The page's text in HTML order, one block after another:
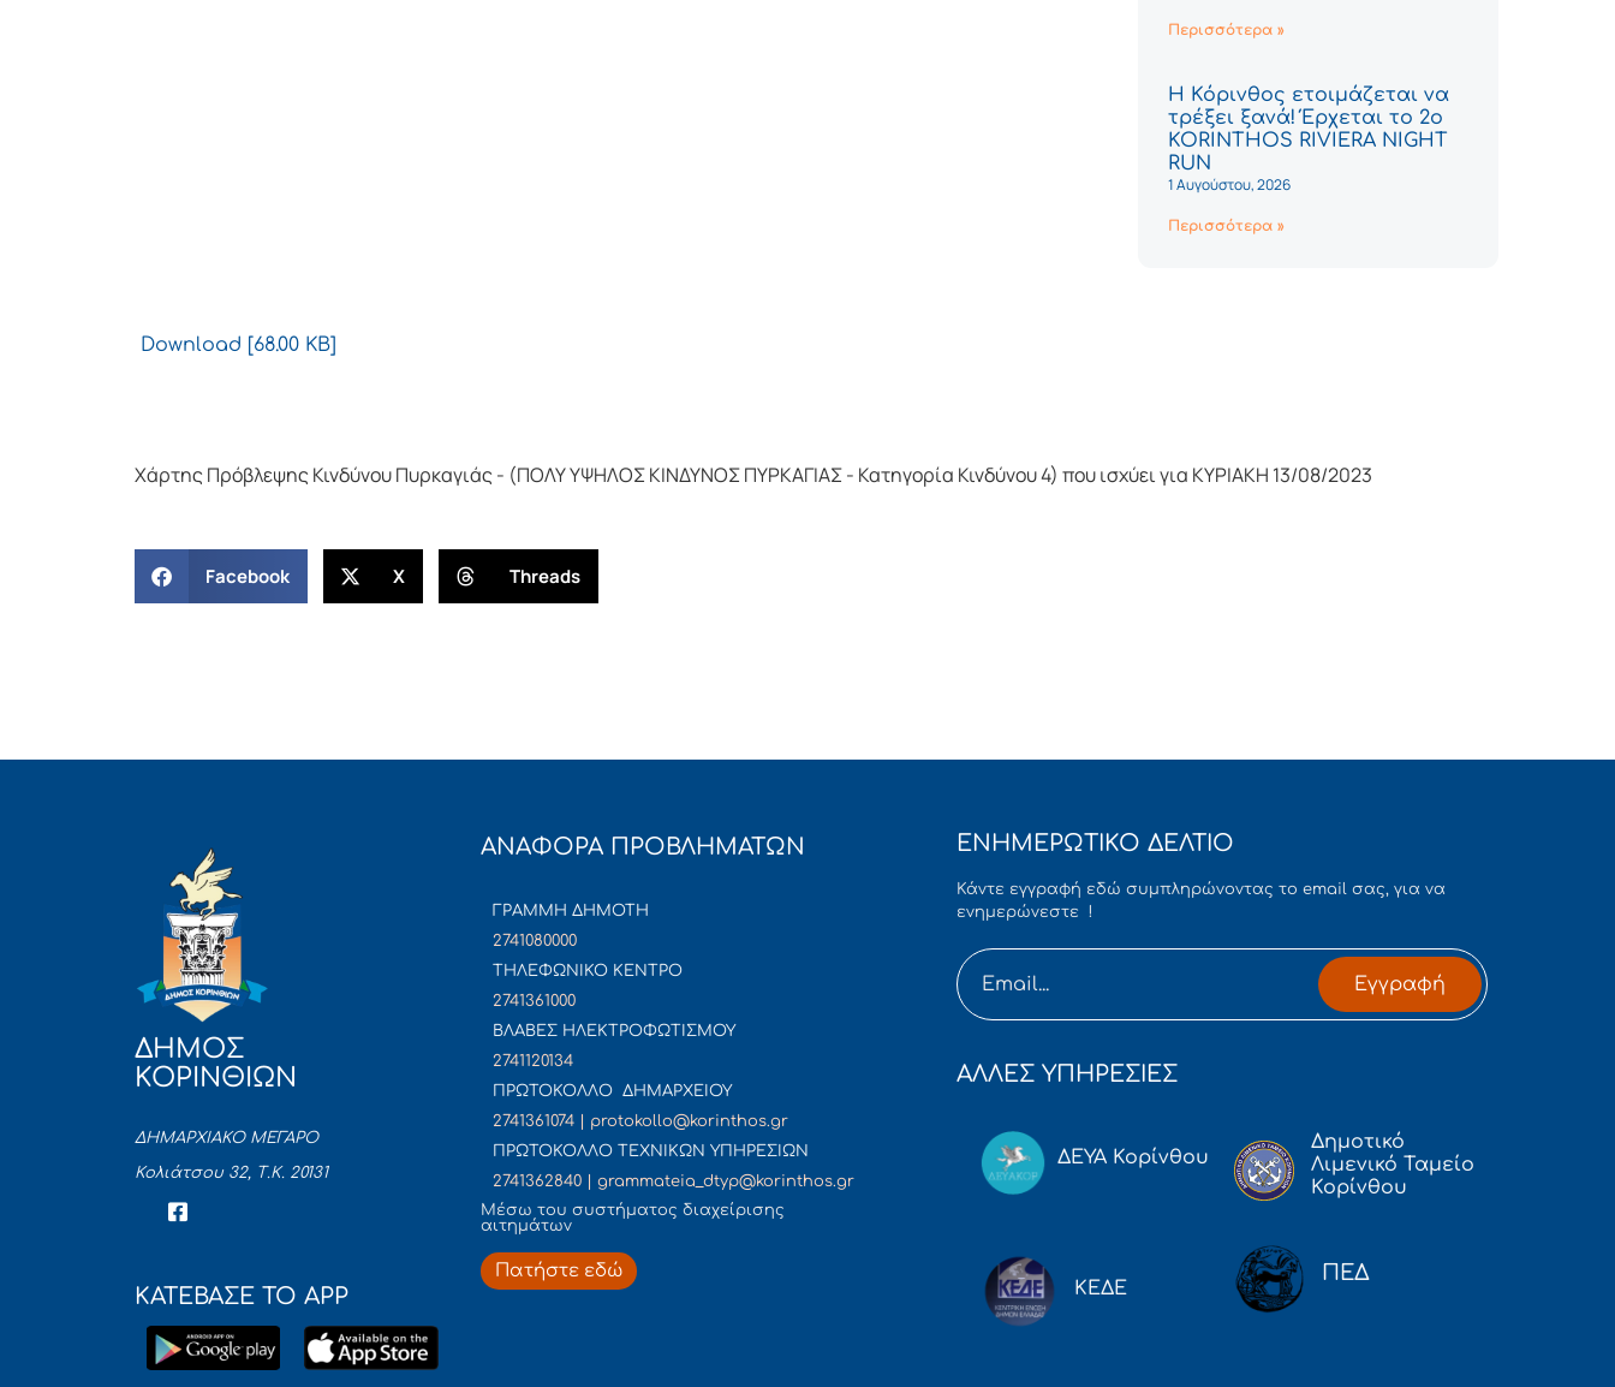
Download [68.00 KB]
Περισσότερα »
Η Κόρινθος ετοιμάζεται να
τρέξει ξανά! Έρχεται το 2ο
KORINTHOS RIVIERA NIGHT
RUN
1 Αυγούστου, 2026
Περισσότερα »
Χάρτης Πρόβλεψης Κινδύνου Πυρκαγιάς - (ΠΟΛΥ ΥΨΗΛΟΣ ΚΙΝΔΥΝΟΣ ΠΥΡΚΑΓΙΑΣ - Κατηγορία Κινδύνου 4) που ισχύει για ΚΥΡΙΑΚΗ 13/08/2023
Facebook X Threads
ΔΗΜΟΣ
ΚΟΡΙΝΘΙΩΝ
ΔΗΜΑΡΧΙΑΚΟ ΜΕΓΑΡΟ
Κολιάτσου 32, Τ.Κ. 20131
ΚΑΤΕΒΑΣΕ ΤΟ APP
ΑΝΑΦΟΡΑ ΠΡΟΒΛΗΜΑΤΩΝ
ΓΡΑΜΜΗ ΔΗΜΟΤΗ
2741080000
ΤΗΛΕΦΩΝΙΚΟ ΚΕΝΤΡΟ
2741361000
ΒΛΑΒΕΣ ΗΛΕΚΤΡΟΦΩΤΙΣΜΟΥ
2741120134
ΠΡΩΤΟΚΟΛΛΟ ΔΗΜΑΡΧΕΙΟΥ
2741361074 | protokollo@korinthos.gr
ΠΡΩΤΟΚΟΛΛΟ ΤΕΧΝΙΚΩΝ ΥΠΗΡΕΣΙΩΝ
2741362840 | grammateia_dtyp@korinthos.gr
Mέσω του συστήματος διαχείρισης
αιτημάτων
Πατήστε εδώ
ΕΝΗΜΕΡΩΤΙΚΟ ΔΕΛΤΙΟ
Κάντε εγγραφή εδώ συμπληρώνοντας το email σας, για να
ενημερώνεστε !
Εγγραφή
ΑΛΛΕΣ ΥΠΗΡΕΣΙΕΣ
ΔΕΥΑ Κορίνθου
Δημοτικό
Λιμενικό Ταμείο
Κορίνθου
ΚΕΔΕ
ΠΕΔ